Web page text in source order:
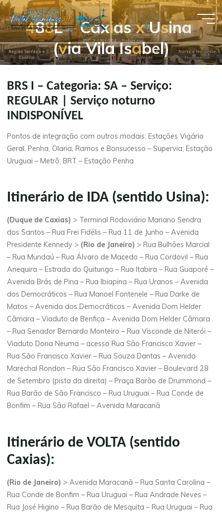
Pular
para
o
conteúdo
Guia de
Empresas
- Portal
RJ
488L – Caxias x Usina
(via Vila Isabel)
Página
inicial
Regiões Baixada Fluminense
Duque de Caxias
DC 2 / RJ 154 – Fabio’s
BRS I – Categoria: SA – Serviço:
REGULAR | Serviço noturno
INDISPONÍVEL
Pontos de integração com outros modais: Estações Vigário
Geral, Penha, Olaria, Ramos e Bonsucesso – Supervia; Estação
Uruguai – Metrô; BRT – Estação Penha
Itinerário de IDA (sentido Usina):
(Duque de Caxias) > Terminal Rodoviário Mariano Sendra
dos Santos – Rua Frei Fidélis – Rua 11 de Junho – Avenida
Presidente Kennedy > (Rio de Janeiro) > Rua Bulhões Marcial
– Rua Mundaú – Rua Álvaro de Macedo – Rua Cordovil – Rua
Anequira – Estrada do Quitungo – Rua Itabira – Rua Guaporé –
Avenida Brás de Pina – Rua Ibiapina – Rua Uranos – Avenida
dos Democráticos – Rua Manoel Fontenele – Rua Darke de
Matos – Avenida dos Democráticos – Avenida Dom Helder
Câmara – Viaduto de Benfica – Avenida Dom Helder Câmara
– Rua Senador Bernardo Monteiro – Rua Visconde de Niterói –
Viaduto Dona Neuma – acesso Rua São Francisco Xavier –
Rua São Francisco Xavier – Rua Souza Dantas – Avenida
Marechal Rondon – Rua São Francisco Xavier – Boulevard 28
de Setembro (pista da direita) – Praça Barão de Drummond –
Rua Barão de São Francisco – Rua Uruguai – Rua Conde de
Bonfim – Rua São Rafael – Avenida Maracanã
Itinerário de VOLTA (sentido
Caxias):
(Rio de Janeiro) > Avenida Maracanã – Rua Santa Carolina –
Rua Conde de Bonfim – Rua Uruguai – Rua Andrade Neves –
Rua José Higino – Rua Barão de Mesquita – Rua Uruguai – Rua